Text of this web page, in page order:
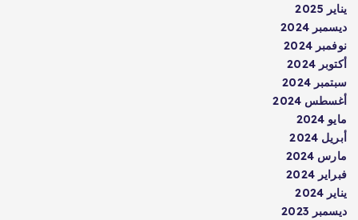
يناير 2025
ديسمبر 2024
نوفمبر 2024
أكتوبر 2024
سبتمبر 2024
أغسطس 2024
مايو 2024
أبريل 2024
مارس 2024
فبراير 2024
يناير 2024
ديسمبر 2023